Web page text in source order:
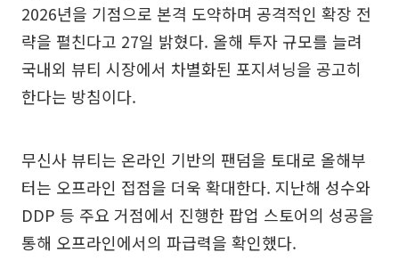
2026년을 기점으로 본격 도약하며 공격적인 확장 전
략을 펼친다고 27일 밝혔다. 올해 투자 규모를 늘려
국내외 뷰티 시장에서 차별화된 포지셔닝을 공고히
한다는 방침이다.
무신사 뷰티는 온라인 기반의 팬덤을 토대로 올해부
터는 오프라인 접점을 더욱 확대한다. 지난해 성수와
DDP 등 주요 거점에서 진행한 팝업 스토어의 성공을
통해 오프라인에서의 파급력을 확인했다.